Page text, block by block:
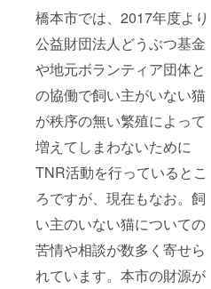
橋本市では、2017年度より
公益財団法人どうぶつ基金
や地元ボランティア団体と
の協働で飼い主がいない猫
が秩序の無い繁殖によって
増えてしまわないために
TNR活動を行っているとこ
ろですが、現在もなお。飼
い主のいない猫についての
苦情や相談が数多く寄せら
れています。本市の財源が